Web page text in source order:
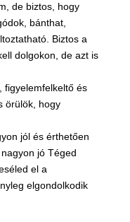
de biztos, hogy
bánthat,
Biztos a
dolgokon, de azt is
figyelemfelkeltő és
örülök, hogy
jól és érthetően
jó Téged
el a
elgondolkodik